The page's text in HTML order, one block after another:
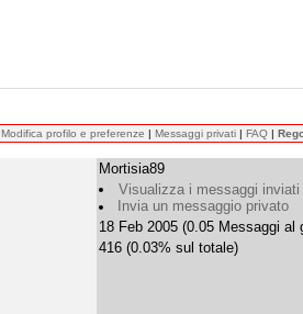
Modifica profilo e preferenze | Messaggi privati | FAQ |
Mortisia89
Visualizza i messaggi
Invia un messaggio privato
18 Feb 2005 (0.05 Messaggi al
416 (0.03% sul totale)